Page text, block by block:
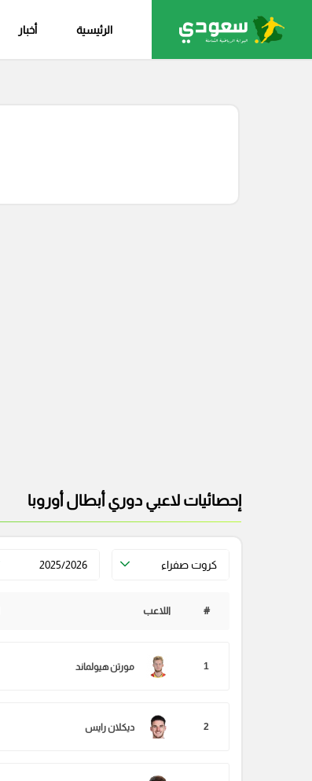
الرئيسية أخبار
إحصائيات لاعبي دوري أبطال أوروبا
كروت صفراء 2025/2026
# اللاعب
1 مورتن هيولماند
2 ديكلان رايس